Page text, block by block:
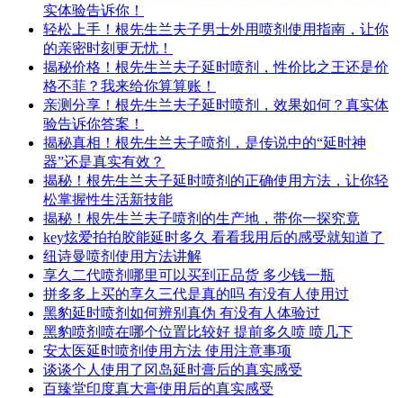
实体验告诉你！
轻松上手！根先生兰夫子男士外用喷剂使用指南，让你
的亲密时刻更无忧！
揭秘价格！根先生兰夫子延时喷剂，性价比之王还是价
格不菲？我来给你算算账！
亲测分享！根先生兰夫子延时喷剂，效果如何？真实体
验告诉你答案！
揭秘真相！根先生兰夫子喷剂，是传说中的“延时神
器”还是真实有效？
揭秘！根先生兰夫子延时喷剂的正确使用方法，让你轻
松掌握性生活新技能
揭秘！根先生兰夫子喷剂的生产地，带你一探究竟
key炫爱拍拍胶能延时多久 看看我用后的感受就知道了
纽诗曼喷剂使用方法讲解
享久二代喷剂哪里可以买到正品货 多少钱一瓶
拼多多上买的享久三代是真的吗 有没有人使用过
黑豹延时喷剂如何辨别真伪 有没有人体验过
黑豹喷剂喷在哪个位置比较好 提前多久喷 喷几下
安太医延时喷剂使用方法 使用注意事项
谈谈个人使用了冈岛延时膏后的真实感受
百臻堂印度真大膏使用后的真实感受